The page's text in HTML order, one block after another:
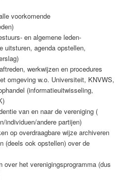
voorkomende
en algemene leden-
uitsturen, agenda opstellen,
werkwijzen en procedures
omgeving w.o. Universiteit, KNVWS,
(informatieuitwisseling,
van en naar de vereniging (
individuen/andere partijen)
op overdraagbare wijze archiveren
(deels ook opstellen) over de
over het verenigingsprogramma (dus